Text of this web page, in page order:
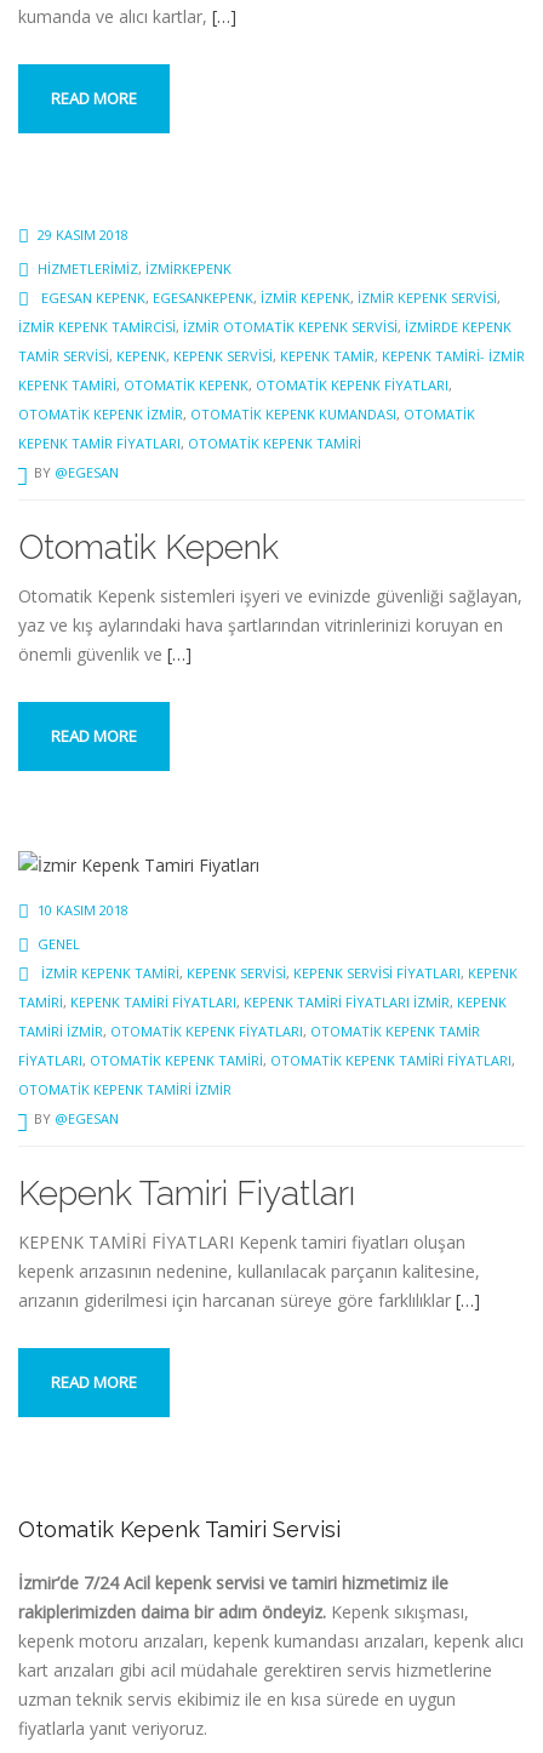
kumanda ve alıcı kartlar, […]
READ MORE
29 KASIM 2018
HIZMETLERIMIZ, IZMIRKEPENK
EGESAN KEPENK, EGESANKEPENK, İZMIR KEPENK, İZMIR KEPENK SERVISI,
İZMIR KEPENK TAMIRCISI, IZMIR OTOMATIK KEPENK SERVISI, İZMIRDE KEPENK
TAMIR SERVISI, KEPENK, KEPENK SERVISI, KEPENK TAMIR, KEPENK TAMIRI- İZMIR
KEPENK TAMIRI, OTOMATIK KEPENK, OTOMATIK KEPENK FIYATLARI,
OTOMATIK KEPENK IZMIR, OTOMATIK KEPENK KUMANDASI, OTOMATIK
KEPENK TAMIR FIYATLARI, OTOMATIK KEPENK TAMIRI
BY @EGESAN
Otomatik Kepenk
Otomatik Kepenk sistemleri işyeri ve evinizde güvenliği sağlayan,
yaz ve kış aylarındaki hava şartlarından vitrinlerinizi koruyan en
önemli güvenlik ve […]
READ MORE
10 KASIM 2018
GENEL
İZMIR KEPENK TAMIRI, KEPENK SERVISI, KEPENK SERVISI FIYATLARI, KEPENK
TAMIRI, KEPENK TAMIRI FIYATLARI, KEPENK TAMIRI FIYATLARI IZMIR, KEPENK
TAMIRI IZMIR, OTOMATIK KEPENK FIYATLARI, OTOMATIK KEPENK TAMIR
FIYATLARI, OTOMATIK KEPENK TAMIRI, OTOMATIK KEPENK TAMIRI FIYATLARI,
OTOMATIK KEPENK TAMIRI IZMIR
BY @EGESAN
Kepenk Tamiri Fiyatları
KEPENK TAMİRİ FİYATLARI Kepenk tamiri fiyatları oluşan
kepenk arızasının nedenine, kullanılacak parçanın kalitesine,
arızanın giderilmesi için harcanan süreye göre farklılıklar […]
READ MORE
Otomatik Kepenk Tamiri Servisi
İzmir’de 7/24 Acil kepenk servisi ve tamiri hizmetimiz ile
rakiplerimizden daima bir adım öndeyiz. Kepenk sıkışması,
kepenk motoru arızaları, kepenk kumandası arızaları, kepenk alıcı
kart arızaları gibi acil müdahale gerektiren servis hizmetlerine
uzman teknik servis ekibimiz ile en kısa sürede en uygun
fiyatlarla yanıt veriyoruz.